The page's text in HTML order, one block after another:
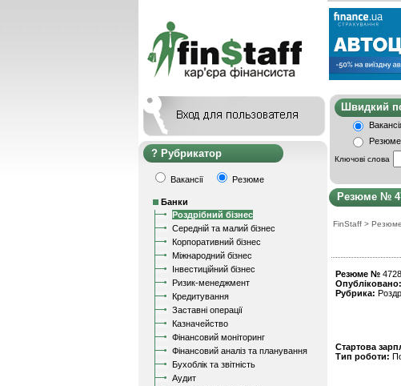
Рубрикатор
Вакансії Резюме
Банки
Роздрібний бізнес
Середній та малий бізнес
Корпоративний бізнес
Міжнародний бізнес
Інвестиційний бізнес
Ризик-менеджмент
Кредитування
Заставні операції
Казначейство
Фінансовий моніторинг
Фінансовий аналіз та планування
Бухоблік та звітність
Аудит
Резюме
Ключові слова
Резюме №
FinStaff >
Резюме №
Опубліковано:
Рубрика:
Стартова
Тип роботи: